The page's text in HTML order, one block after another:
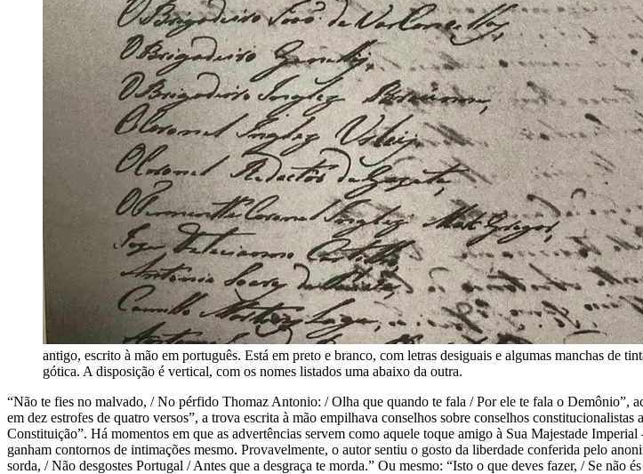
antigo, escrito à mão em português. Está em preto e branco, com letras desiguais e algumas manchas de
gótica. A disposição é vertical, com os nomes listados uma abaixo da outra.
“Não te fies no malvado, / No pérfido Thomaz Antonio: / Olha que quando te fala / Por ele te fala o Demônio”,
em dez estrofes de quatro versos”, a trova escrita à mão empilhava conselhos sobre conselhos
Constituição”. Há momentos em que as advertências servem como aquele toque amigo à Sua Majestade
ganham contornos de intimações mesmo. Provavelmente, o autor sentiu o gosto da liberdade conferida pelo
sorda, / Não desgostes Portugal / Antes que a desgraça te morda.” Ou mesmo: “Isto o que deves fazer, / Se não